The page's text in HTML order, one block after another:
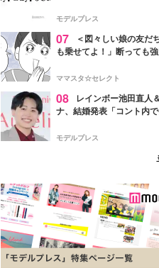
モデルプレス
07
＜図々しい娘の友だ
も乗せてよ！」断っても
ママスタ☆セレクト
08
レインボー池田直人
ナ、結婚発表「コント内
点変更のため
モデルプレス